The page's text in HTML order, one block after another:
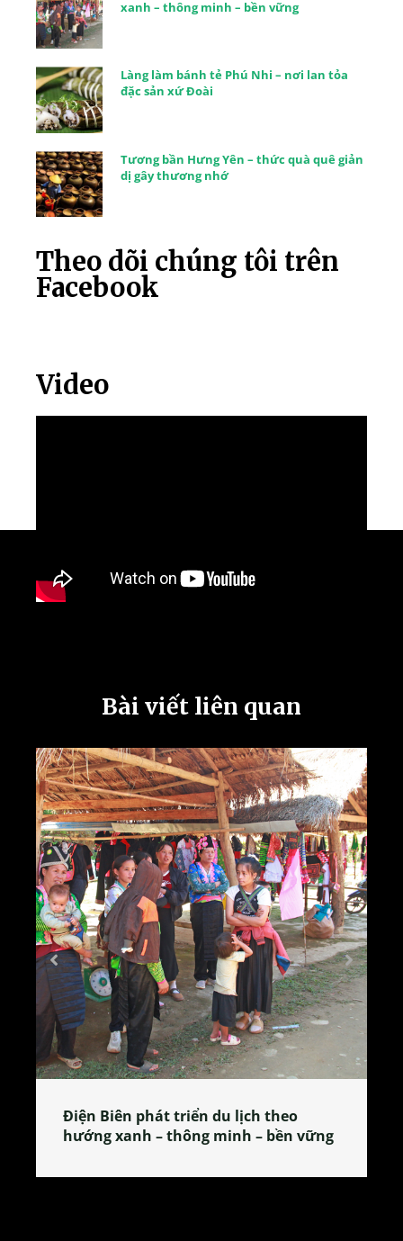
xanh – thông minh – bền vững
Làng làm bánh tẻ Phú Nhi – nơi lan tỏa
đặc sản xứ Đoài
Tương bần Hưng Yên – thức quà quê giản
dị gây thương nhớ
Theo dõi chúng tôi trên
Facebook
Video
Bài viết liên quan
Làng làm bánh tẻ Phú Nhi – nơi lan
tỏa đặc sản xứ Đoài